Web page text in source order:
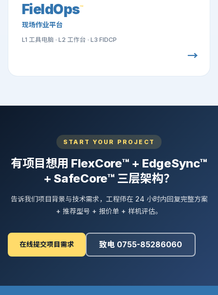
FieldOps™
现场作业平台
L1 工具电脑 · L2 工作台 · L3 FIDCP
→
START YOUR PROJECT
有项目想用 FlexCore™ + EdgeSync™
+ SafeCore™ 三层架构？
告诉我们项目背景与技术需求，工程师在 24 小时内回复完整方案
+ 推荐型号 + 报价单 + 样机评估。
在线提交项目需求 致电 0755-85286060